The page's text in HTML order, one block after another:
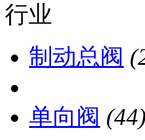
行业
制动总阀
单向阀 (44)